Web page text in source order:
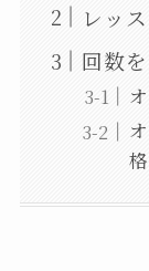
レッ
回数
格